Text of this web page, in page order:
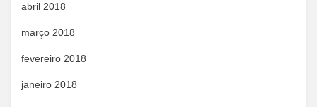
abril 2018
março 2018
fevereiro 2018
janeiro 2018